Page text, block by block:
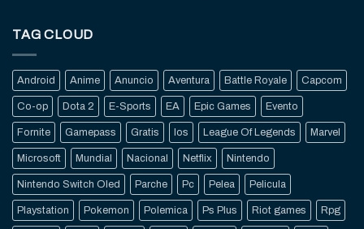
TAG CLOUD
Android Anime Anuncio Aventura Battle Royale Capcom
Co-op Dota 2 E-Sports EA Epic Games Evento
Fornite Gamepass Gratis Ios League Of Legends Marvel
Microsoft Mundial Nacional Netflix Nintendo
Nintendo Switch Oled Parche Pc Pelea Pelicula
Playstation Pokemon Polemica Ps Plus Riot games Rpg